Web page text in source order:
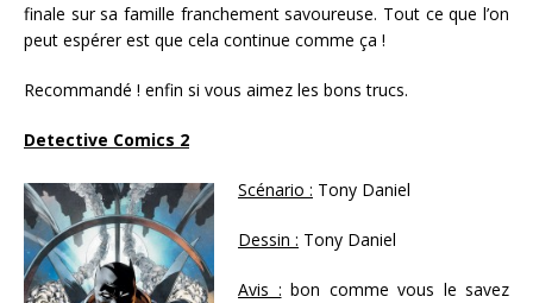
finale sur sa famille franchement savoureuse. Tout ce que l’on
peut espérer est que cela continue comme ça !
Recommandé ! enfin si vous aimez les bons trucs.
Detective Comics 2
Scénario : Tony Daniel
Dessin : Tony Daniel
Avis : bon comme vous le savez